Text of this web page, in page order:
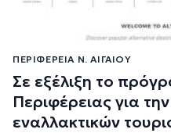
ΠΕΡΙΦΈΡΕΙΑ Ν. ΑΙΓΑΊΟΥ
Σε εξέλιξη το
Περιφέρειας για
εναλλακτικών